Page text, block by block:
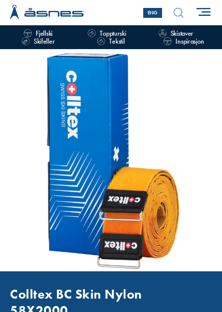
ENG
Fjellski Toppturski
Skistaver
Skifeller
Tekstil Inspirasjon
Colltex BC Skin Nylon